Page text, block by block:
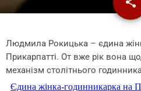
Людмила Рокицька – єдина
Прикарпатті. От вже рік вона
механізм столітнього